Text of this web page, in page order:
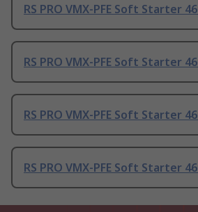
RS PRO VMX-PFE Soft Starter
RS PRO VMX-PFE Soft Starter
RS PRO VMX-PFE Soft Starter
RS PRO VMX-PFE Soft Starter